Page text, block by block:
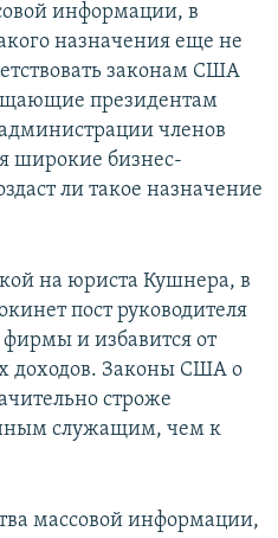
информации, в
назначения еще не
законам США
президентам
администрации членов
широкие бизнес-
ли такое назначение
на юриста Кушнера, в
пост руководителя
и избавится от
доходов. Законы США о
строже
служащим, чем к
массовой информации,